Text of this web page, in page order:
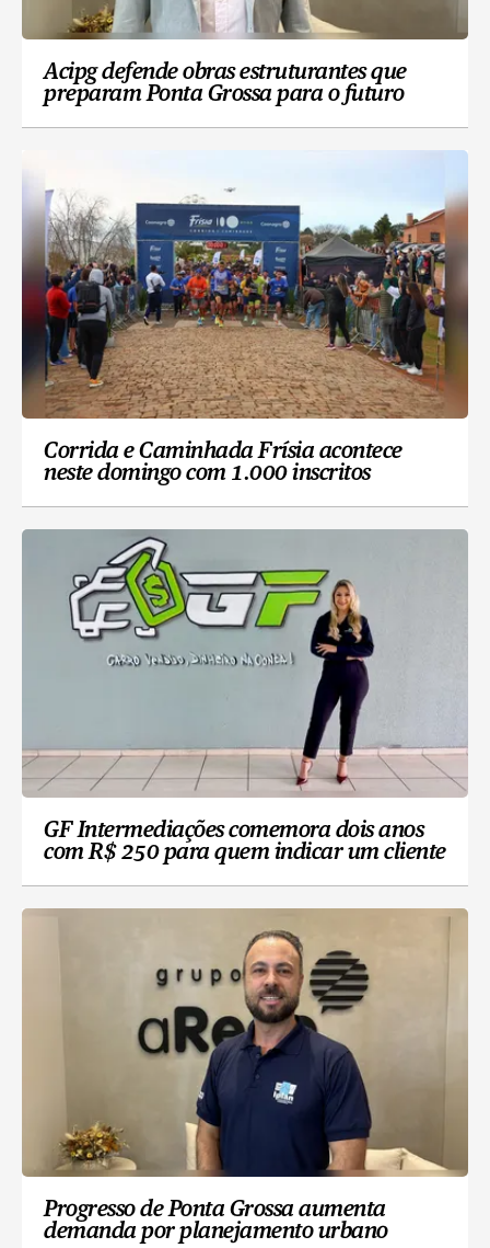
Acipg defende obras estruturantes que
preparam Ponta Grossa para o futuro
Corrida e Caminhada Frísia acontece
neste domingo com 1.000 inscritos
GF Intermediações comemora dois anos
com R$ 250 para quem indicar um cliente
Progresso de Ponta Grossa aumenta
demanda por planejamento urbano